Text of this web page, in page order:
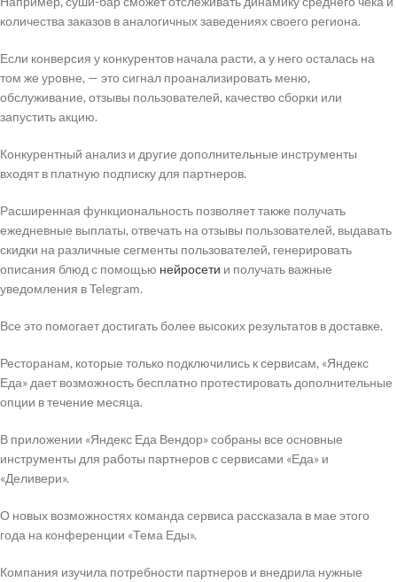
количества заказов в аналогичных заведениях своего региона.
Если конверсия у конкурентов начала расти, а у него осталась на
том же уровне, — это сигнал проанализировать меню,
обслуживание, отзывы пользователей, качество сборки или
запустить акцию.
Конкурентный анализ и другие дополнительные инструменты
входят в платную подписку для партнеров.
Расширенная функциональность позволяет также получать
ежедневные выплаты, отвечать на отзывы пользователей, выдавать
скидки на различные сегменты пользователей, генерировать
описания блюд с помощью нейросети и получать важные
уведомления в Telegram.
Все это помогает достигать более высоких результатов в доставке.
Ресторанам, которые только подключились к сервисам, «Яндекс
Еда» дает возможность бесплатно протестировать дополнительные
опции в течение месяца.
В приложении «Яндекс Еда Вендор» собраны все основные
инструменты для работы партнеров с сервисами «Еда» и
«Деливери».
О новых возможностях команда сервиса рассказала в мае этого
года на конференции «Тема Еды».
Компания изучила потребности партнеров и внедрила нужные